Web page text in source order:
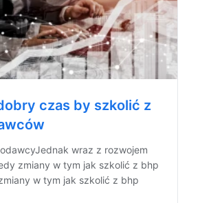
czas by szkolić z
wraz z rozwojem
zmiany w tym jak szkolić z bhp
w tym jak szkolić z bhp